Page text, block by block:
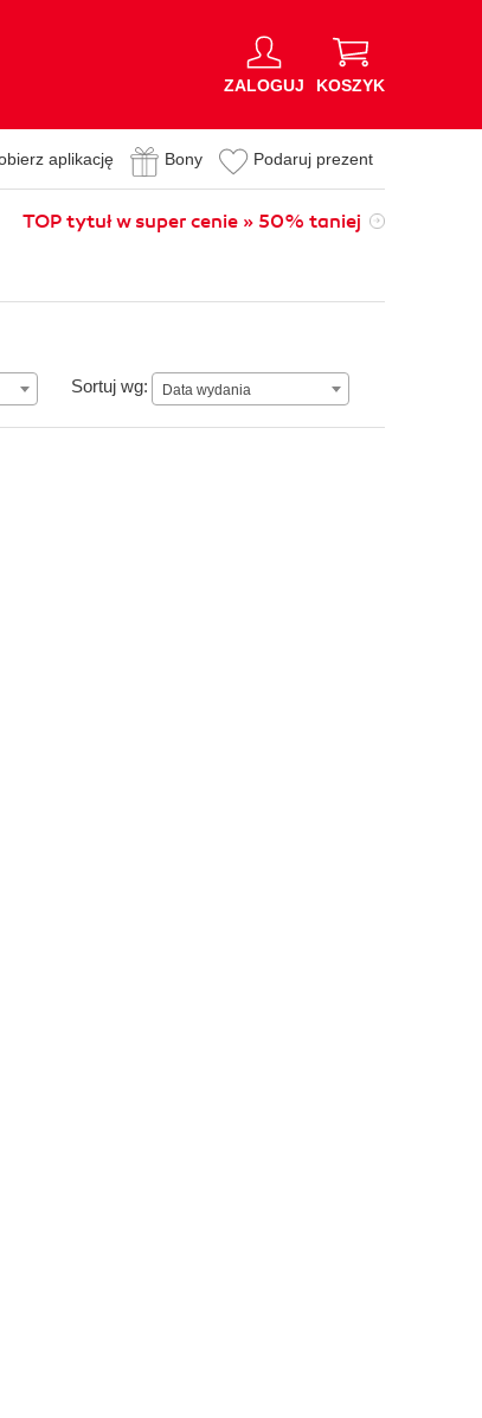
ZALOGUJ KOSZYK
aplikację Bony Podaruj prezent
TOP tytuł w super cenie » 50% taniej
Sortuj wg: Data wydania
Data wydania